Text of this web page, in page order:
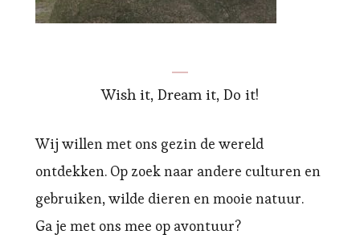
Wish it, Dream it, Do it!
Wij willen met ons gezin de wereld
ontdekken. Op zoek naar andere culturen en
gebruiken, wilde dieren en mooie natuur.
Ga je met ons mee op avontuur?